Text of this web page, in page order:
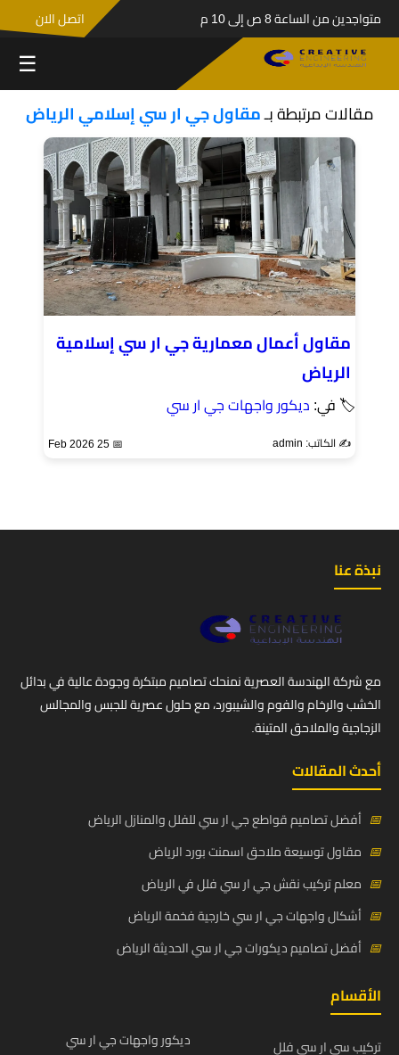
متواجدين من الساعة 8 ص إلى 10 م اتصل الان
☰
مقالات مرتبطة بـمقاول جي ار سي إسلامي الرياض
مقاول أعمال معمارية جي ار سي إسلامية
الرياض
🏷 في: ديكور واجهات جي ار سي
✍️ الكاتب: admin 📅 25 Feb 2026
نبذة عنا
مع شركة الهندسة العصرية نمنحك تصاميم مبتكرة وجودة عالية في بدائل
الخشب والرخام والفوم والشيبورد، مع حلول عصرية للجبس والمجالس
الزجاجية والملاحق المتينة.
أحدث المقالات
📅 أفضل تصاميم قواطع جي ار سي للفلل والمنازل الرياض
📅 مقاول توسيعة ملاحق اسمنت بورد الرياض
📅 معلم تركيب نقش جي ار سي فلل في الرياض
📅 أشكال واجهات جي ار سي خارجية فخمة الرياض
📅 أفضل تصاميم ديكورات جي ار سي الحديثة الرياض
الأقسام
تركيب سي ار سي فلل
ديكور واجهات جي ار سي